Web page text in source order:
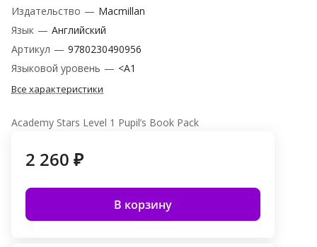
Издательство — Macmillan
Язык — Английский
Артикул — 9780230490956
Языковой уровень — <A1
Все характеристики
Academy Stars Level 1 Pupil’s Book Pack
2 260 ₽
В корзину